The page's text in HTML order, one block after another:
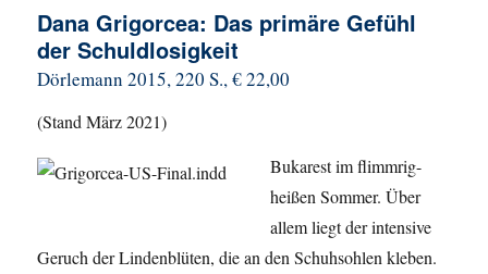
Dana Grigorcea: Das primäre Gefühl
der Schuldlosigkeit
Dörlemann 2015, 220 S., € 22,00
(Stand März 2021)
Bukarest im flimmrig-
heißen Sommer. Über
allem liegt der intensive
Geruch der Lindenblüten, die an den Schuhsohlen kleben.